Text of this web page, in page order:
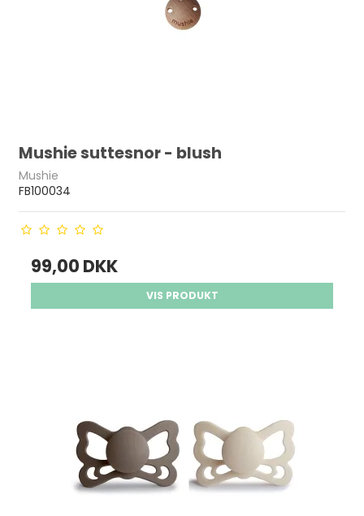
Mushie suttesnor - blush
Mushie
FB100034
99,00 DKK
VIS PRODUKT